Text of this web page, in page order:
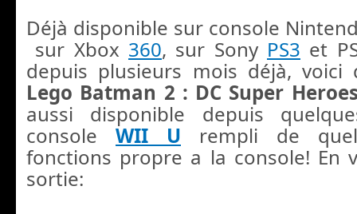
Déjà disponible sur console
sur Xbox 360, sur Sony PS3 et
depuis plusieurs mois déjà,
Lego Batman 2 : DC Super
aussi disponible depuis
console WII U rempli de
fonctions propre a la console! En
sortie: